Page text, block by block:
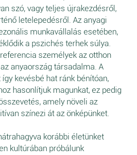
szó, vagy teljes újrakezdésről,
letelepedésről. Az anyagi
munkavállalás esetében,
a pszichés terhek súlya.
személyek az otthon
anyaország társadalma. A
kevésbé hat ránk bénítóan,
hasonlítjuk magunkat, ez pedig
amely növeli az
színezi át az önképünket.
korábbi életünket
kultúrában próbálunk